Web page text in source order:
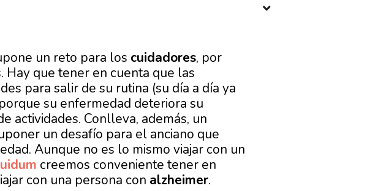
un reto para los cuidadores, por
que tener en cuenta que las
para salir de su rutina (su día a día ya
su enfermedad deteriora su
actividades. Conlleva, además, un
un desafío para el anciano que
Aunque no es lo mismo viajar con un
creemos conveniente tener en
con una persona con alzheimer.